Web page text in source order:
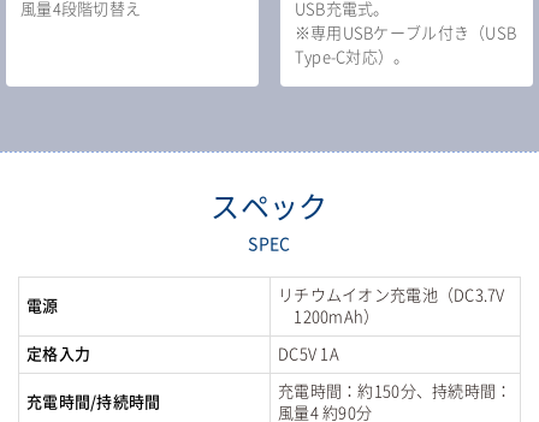
風量4段階切替え
USB充電式。
※専用USBケーブル付き（USB
Type-C対応）。
スペック
SPEC
電源
リチウムイオン充電池（DC3.7V
1200mAh）
定格入力 DC5V 1A
充電時間/持続時間
充電時間：約150分、持続時間：
風量4 約90分